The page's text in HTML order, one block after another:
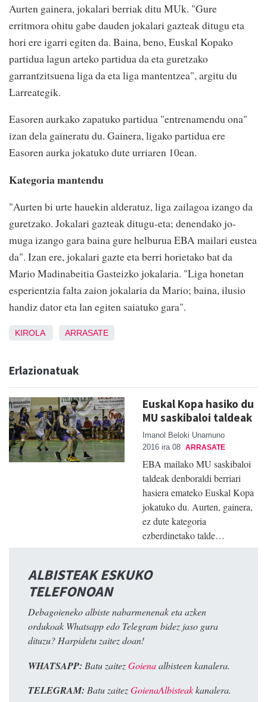
Aurten gainera, jokalari berriak ditu MUk. "Gure
erritmora ohitu gabe dauden jokalari gazteak ditugu eta
hori ere igarri egiten da. Baina, beno, Euskal Kopako
partidua lagun arteko partidua da eta guretzako
garrantzitsuena liga da eta liga mantentzea", argitu du
Larreategik.
Easoren aurkako zapatuko partidua "entrenamendu ona"
izan dela gaineratu du. Gainera, ligako partidua ere
Easoren aurka jokatuko dute urriaren 10ean.
Kategoria mantendu
"Aurten bi urte hauekin alderatuz, liga zailagoa izango da
guretzako. Jokalari gazteak ditugu-eta; denendako jo-
muga izango gara baina gure helburua EBA mailari eustea
da". Izan ere, jokalari gazte eta berri horietako bat da
Mario Madinabeitia Gasteizko jokalaria. "Liga honetan
esperientzia falta zaion jokalaria da Mario; baina, ilusio
handiz dator eta lan egiten saiatuko gara".
KIROLA ARRASATE
Erlazionatuak
Euskal Kopa hasiko du
MU saskibaloi taldeak
Imanol Beloki Unamuno
2016 ira 08 ARRASATE
EBA mailako MU saskibaloi
taldeak denboraldi berriari
hasiera emateko Euskal Kopa
jokatuko du. Aurten, gainera,
ez dute kategoria
ezberdinetako talde…
ALBISTEAK ESKUKO
TELEFONOAN
Debagoieneko albiste nabarmenenak eta azken
ordukoak Whatsapp edo Telegram bidez jaso gura
dituzu? Harpidetu zaitez doan!
WHATSAPP: Batu zaitezGoienaalbisteen kanalera.
TELEGRAM: Batu zaitezGoienaAlbisteakkanalera.